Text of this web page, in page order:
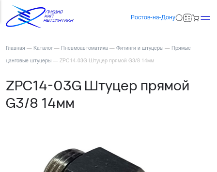
Ростов-на-Дону
Главная — Каталог — Пневмоавтоматика — Фитинги и штуцеры — Прямые
цанговые штуцеры — ZPC14-03G Штуцер прямой G3/8 14мм
ZPC14-03G Штуцер прямой
G3/8 14мм